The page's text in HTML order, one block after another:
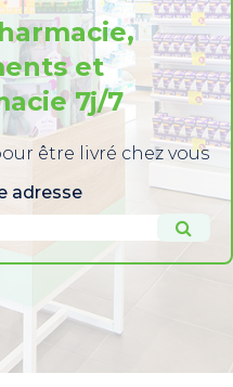
et
7j/7
être livré chez vous
adresse